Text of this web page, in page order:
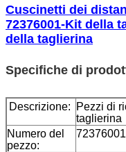
Cuscinetti dei
72376001-Kit della
della taglierina
Specifiche di
Descrizione:
Pezzi di
taglierina
Numero del
pezzo: